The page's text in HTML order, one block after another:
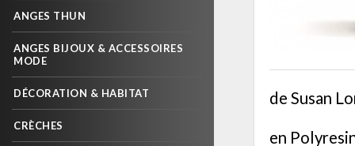
ANGES THUN
ANGES BIJOUX & ACCESSOIRES
MODE
DÉCORATION & HABITAT
CRÈCHES
de Susan
en